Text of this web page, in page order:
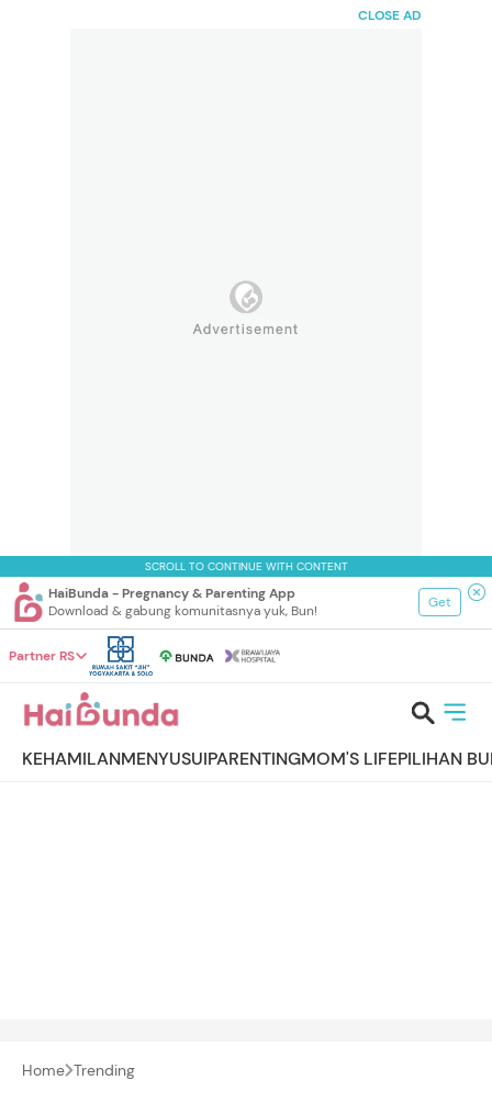
CLOSE AD
SCROLL TO CONTINUE WITH CONTENT
HaiBunda - Pregnancy & Parenting App
Download & gabung komunitasnya yuk, Bun!
Get
Partner RS
KEHAMILANMENYUSUIPARENTINGMOM'S LIFEPILIHAN
Home Trending